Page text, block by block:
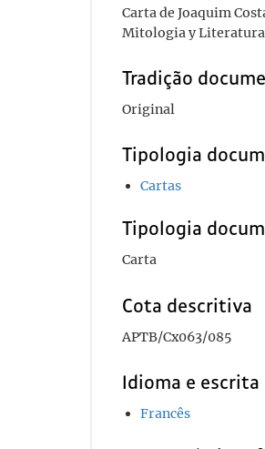
Carta de Joaquim
Mitologia y
Tradição
Original
Tipologia
Cartas
Tipologia
Carta
Cota descritiva
APTB/Cx063/085
Idioma e escrita
Francês